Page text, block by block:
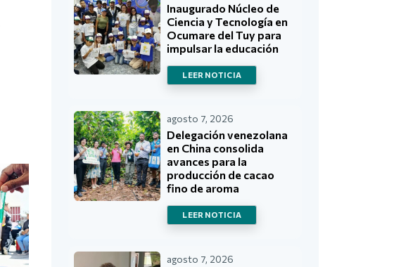
Inaugurado Núcleo de
Ciencia y Tecnología en
Ocumare del Tuy para
impulsar la educación
LEER NOTICIA
agosto 7, 2026
Delegación venezolana
en China consolida
avances para la
producción de cacao
fino de aroma
LEER NOTICIA
agosto 7, 2026